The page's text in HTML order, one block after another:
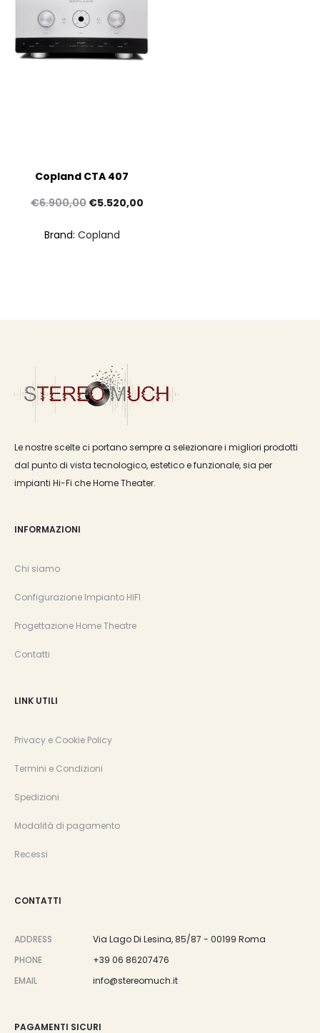
Copland CTA 407
€6.900,00 Il
originale
€5.520,00
Brand: Copland
Le nostre scelte ci portano sempre a selezionare i migliori prodotti
dal punto di vista tecnologico, estetico e funzionale, sia per
impianti Hi-Fi che Home Theater.
INFORMAZIONI
Chi siamo
Configurazione Impianto HIFI
Progettazione Home Theatre
Contatti
LINK UTILI
Privacy e Cookie Policy
Termini e Condizioni
Spedizioni
Modalità di pagamento
Recessi
CONTATTI
ADDRESS
Via Lago Di Lesina, 85/87 - 00199 Roma
PHONE
+39 06 86207476
EMAIL
info@stereomuch.it
PAGAMENTI SICURI